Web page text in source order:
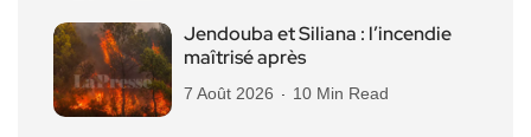
Jendouba et Siliana : l’incendie
maîtrisé après
7 Août 2026 10 Min Read